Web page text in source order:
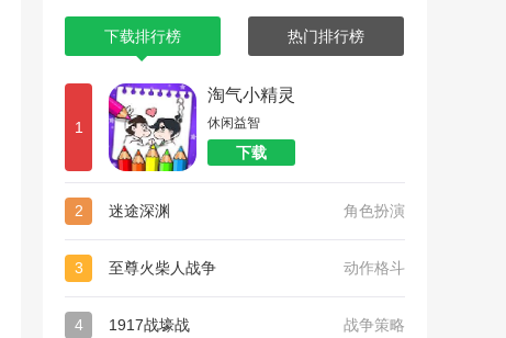
下载排行榜 热门排行榜
1
淘气小精灵
休闲益智
下载
2 迷途深渊 角色扮演
3 至尊火柴人战争 动作格斗
4 1917战壕战 战争策略